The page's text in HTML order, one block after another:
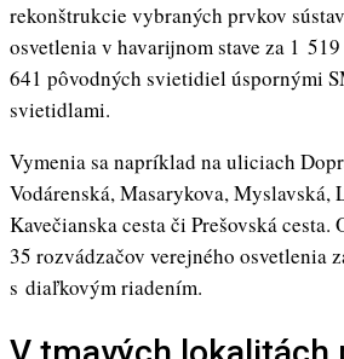
rekonštrukcie vybraných prvkov
osvetlenia v havarijnom stave za 1
641 pôvodných svietidiel úspornými
svietidlami.
Vymenia sa napríklad na uliciach
Vodárenská, Masarykova, Myslavská,
Kavečianska cesta či Prešovská
35 rozvádzačov verejného osvetlenia
s diaľkovým riadením.